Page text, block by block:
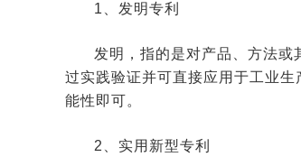
1、发明专利
发明，指的是对产品、方法或
过实践验证并可直接应用于工业
能性即可。
2、实用新型专利